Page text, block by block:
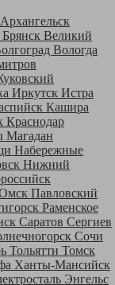
Архангельск
Брянск Великий
Вологда
Иркутск Истра
Кашира
Краснодар
Магадан
Набережные
Нижний
Павловский
Раменское
Саратов Сергиев
Сочи
Тольятти Томск
Ханты-Мансийск
Энгельс